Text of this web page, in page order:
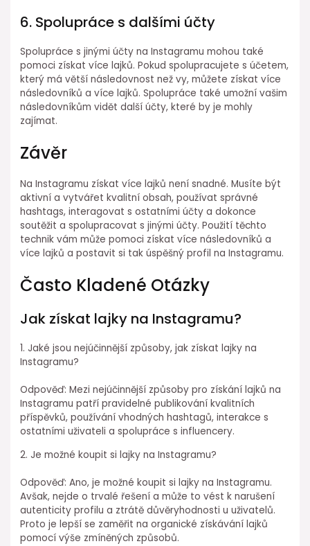
6. Spolupráce s dalšími účty
Spolupráce s jinými účty na Instagramu mohou také
pomoci získat více lajků. Pokud spolupracujete s účetem,
který má větší následovnost než vy, můžete získat více
následovníků a více lajků. Spolupráce také umožní vašim
následovníkům vidět další účty, které by je mohly
zajímat.
Závěr
Na Instagramu získat více lajků není snadné. Musíte být
aktivní a vytvářet kvalitní obsah, používat správné
hashtags, interagovat s ostatními účty a dokonce
soutěžit a spolupracovat s jinými účty. Použití těchto
technik vám může pomoci získat více následovníků a
více lajků a postavit si tak úspěšný profil na Instagramu.
Často Kladené Otázky
Jak získat lajky na Instagramu?
1. Jaké jsou nejúčinnější způsoby, jak získat lajky na
Instagramu?
Odpověď: Mezi nejúčinnější způsoby pro získání lajků na
Instagramu patří pravidelné publikování kvalitních
příspěvků, používání vhodných hashtagů, interakce s
ostatními uživateli a spolupráce s influencery.
2. Je možné koupit si lajky na Instagramu?
Odpověď: Ano, je možné koupit si lajky na Instagramu.
Avšak, nejde o trvalé řešení a může to vést k narušení
autenticity profilu a ztrátě důvěryhodnosti u uživatelů.
Proto je lepší se zaměřit na organické získávání lajků
pomocí výše zmíněných způsobů.